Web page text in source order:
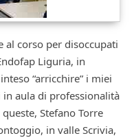
al corso per disoccupati
Liguria, in
“arricchire” i miei
aula di professionalità
Stefano Torre
in valle Scrivia,